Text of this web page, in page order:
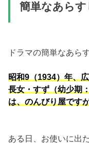
簡単なあらす
ドラマの簡単なあら
昭和9（1934）年、
長女・すず（幼少期
は、のんびり屋です
ある日、お使いに出